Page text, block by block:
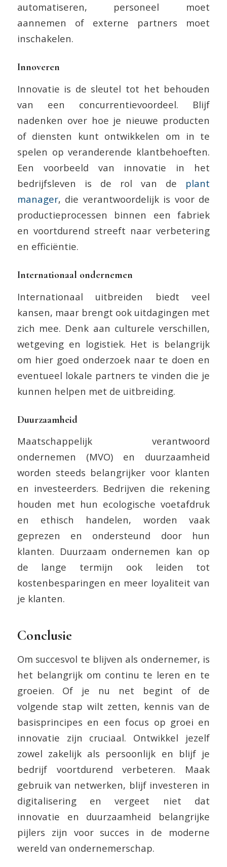
automatiseren, personeel moet
aannemen of externe partners moet
inschakelen.
Innoveren
Innovatie is de sleutel tot het behouden
van een concurrentievoordeel. Blijf
nadenken over hoe je nieuwe producten
of diensten kunt ontwikkelen om in te
spelen op veranderende klantbehoeften.
Een voorbeeld van innovatie in het
bedrijfsleven is de rol van de plant
manager, die verantwoordelijk is voor de
productieprocessen binnen een fabriek
en voortdurend streeft naar verbetering
en efficiëntie.
Internationaal ondernemen
Internationaal uitbreiden biedt veel
kansen, maar brengt ook uitdagingen met
zich mee. Denk aan culturele verschillen,
wetgeving en logistiek. Het is belangrijk
om hier goed onderzoek naar te doen en
eventueel lokale partners te vinden die je
kunnen helpen met de uitbreiding.
Duurzaamheid
Maatschappelijk verantwoord
ondernemen (MVO) en duurzaamheid
worden steeds belangrijker voor klanten
en investeerders. Bedrijven die rekening
houden met hun ecologische voetafdruk
en ethisch handelen, worden vaak
geprezen en ondersteund door hun
klanten. Duurzaam ondernemen kan op
de lange termijn ook leiden tot
kostenbesparingen en meer loyaliteit van
je klanten.
Conclusie
Om succesvol te blijven als ondernemer, is
het belangrijk om continu te leren en te
groeien. Of je nu net begint of de
volgende stap wilt zetten, kennis van de
basisprincipes en een focus op groei en
innovatie zijn cruciaal. Ontwikkel jezelf
zowel zakelijk als persoonlijk en blijf je
bedrijf voortdurend verbeteren. Maak
gebruik van netwerken, blijf investeren in
digitalisering en vergeet niet dat
innovatie en duurzaamheid belangrijke
pijlers zijn voor succes in de moderne
wereld van ondernemerschap.